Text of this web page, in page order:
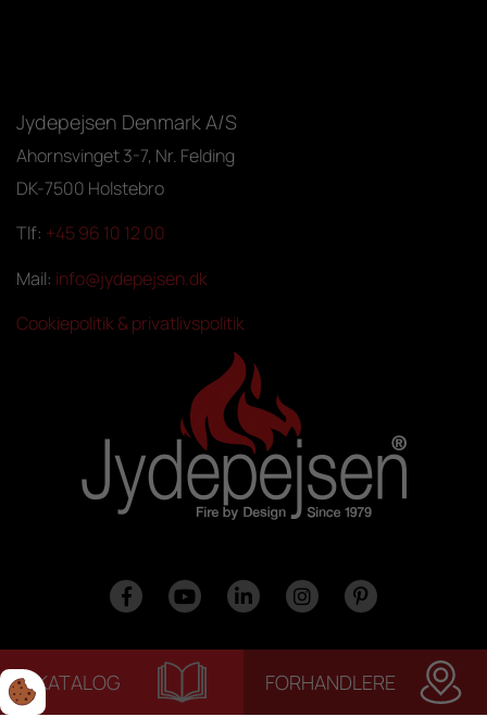
KATALOG FORHANDLERE
Jydepejsen Denmark A/S
Ahornsvinget 3-7, Nr. Felding
DK-7500 Holstebro
Tlf: +45 96 10 12 00
Mail: info@jydepejsen.dk
Cookiepolitik & privatlivspolitik